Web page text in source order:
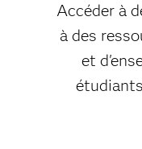
Accéder à
à des
et